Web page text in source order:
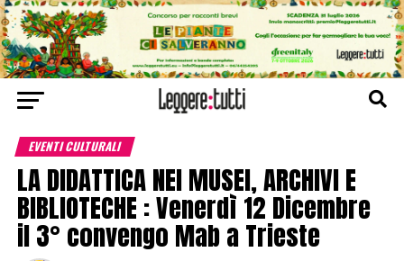
EVENTI CULTURALI
LA DIDATTICA NEI MUSEI, ARCHIVI E
BIBLIOTECHE : Venerdì 12 Dicembre
il 3° convengo Mab a Trieste